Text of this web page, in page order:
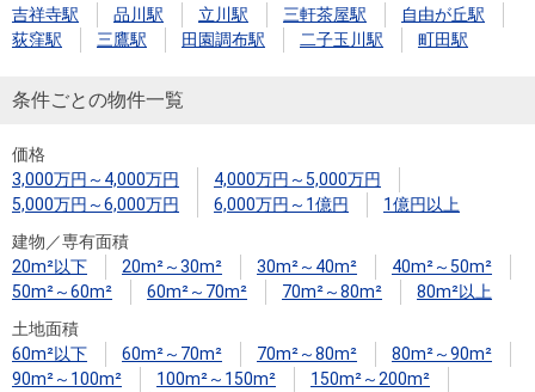
吉祥寺駅
品川駅 立川駅 三軒茶屋駅
自由が丘駅
荻窪駅
三鷹駅 田園調布駅 二子玉川駅 町田駅
条件ごとの物件一覧
価格
3,000万円～4,000万円
4,000万円～5,000万円
5,000万円～6,000万円
6,000万円～1億円
1億円以上
建物／専有面積
20m²以下
20m²～30m² 30m²～40m²
40m²～50m²
50m²～60m²
60m²～70m² 70m²～80m²
80m²以上
土地面積
60m²以下
60m²～70m² 70m²～80m²
80m²～90m²
90m²～100m²
100m²～150m²
150m²～200m²